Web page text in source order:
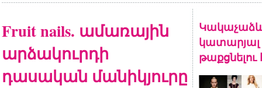
Fruit nails. ամառային
արձակուրդի
դասական մանիկյուրը
կատարյալ